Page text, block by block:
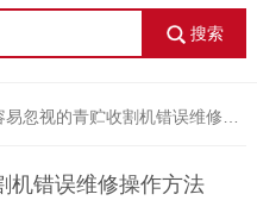
搜索
视的青贮收割机错误维修操作方法
机错误维修操作方法